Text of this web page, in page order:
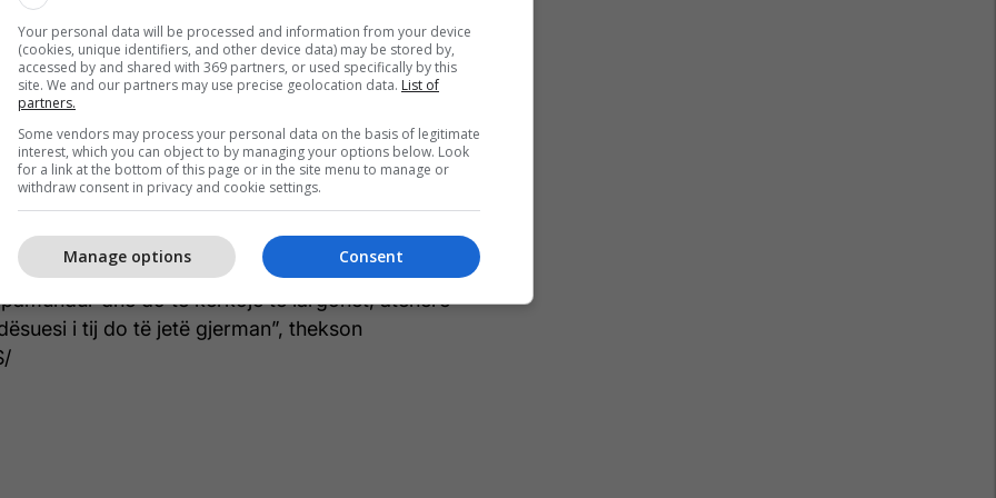
që i skadon në fund të sezonit dhe disa
se nuk dëshiron të vazhdojë më tej,
e klubit del detyra e vështirë për ta bindur
punën për të paktën edhe një sezon.
Karl-Heinz Rummenigge shprehet se po
Heynckes të vazhdojë projektin.
të vazhdojë dhe do të luftojmë për ta bindur.
dhe do të kërkojë të largohet, atëherë
i tij do të jetë gjerman”, thekson
Your personal data will be processed and information from your device
(cookies, unique identifiers, and other device data) may be stored by,
accessed by and shared with 369 partners, or used specifically by this
site. We and our partners may use precise geolocation data. List of
partners.
Some vendors may process your personal data on the basis of legitimate
interest, which you can object to by managing your options below. Look
for a link at the bottom of this page or in the site menu to manage or
withdraw consent in privacy and cookie settings.
Consent
Manage options